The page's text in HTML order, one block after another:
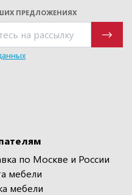
ПРЕДЛОЖЕНИЯХ
по Москве и России
мебели
мебели